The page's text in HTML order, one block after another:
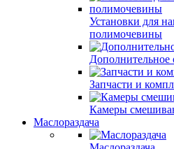
Установки для
полимочевины
Дополнительное
Запчасти и
Камеры
Маслораздача